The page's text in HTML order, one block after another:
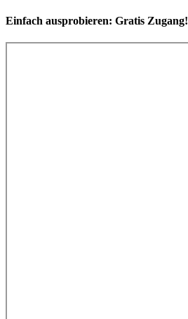
Einfach ausprobieren: Gratis Zugang!